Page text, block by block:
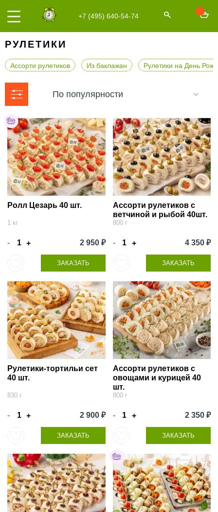
+7 (495) 640-54-74
РУЛЕТИКИ
Ассорти рулетиков Из баклажан Рулетики на День
По популярности
Ролл Цезарь 40 шт.
1 кг
- + 2 950 ₽
ЗАКАЗАТЬ
Ассорти рулетиков с
ветчиной и рыбой 40шт.
800 г
- + 4 350 ₽
ЗАКАЗАТЬ
Рулетики-тортильи сет
40 шт.
830 г
- + 2 900 ₽
ЗАКАЗАТЬ
Ассорти рулетиков с
овощами и курицей 40
шт.
800 г
- + 2 350 ₽
ЗАКАЗАТЬ